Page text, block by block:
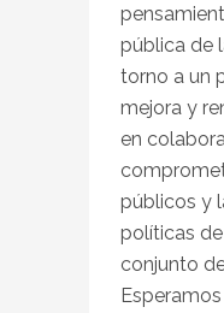
pública de
torno a un
mejora y
en
públicos y
políticas
conjunto